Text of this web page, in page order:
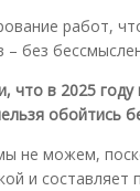
работ,
без
в 2025
обойтись
не можем,
и